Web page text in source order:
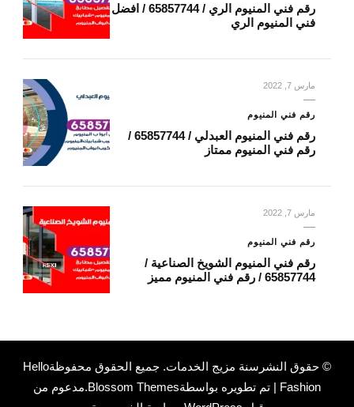
رقم فني المنيوم الري / 65857744 / افضل
فني المنيوم الري
مارس 7, 2022
رقم فني المنيوم
رقم فني المنيوم العبدلي / 65857744 /
رقم فني المنيوم ممتاز
مارس 7, 2022
رقم فني المنيوم
رقم فني المنيوم الشويخ الصناعية /
65857744 / رقم فني المنيوم مميز
© حقوق النشرسنة مزيج الخدمات. جميع الحقوق محفوظةHello
Fashion | تم تطويره بواسطة
Blossom Themes.مدعوم من